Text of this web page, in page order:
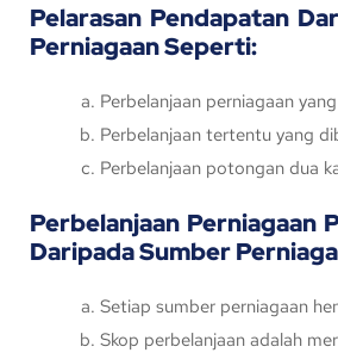
Pelarasan Pendapatan
Perniagaan Seperti:
Perbelanjaan perniagaan
Perbelanjaan tertentu yang
Perbelanjaan potongan dua
Perbelanjaan Perniagaan
Daripada Sumber
Setiap sumber perniagaan
Skop perbelanjaan adalah